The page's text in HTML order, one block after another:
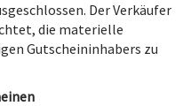
Der Verkäufer
die materielle
Gutscheininhabers zu